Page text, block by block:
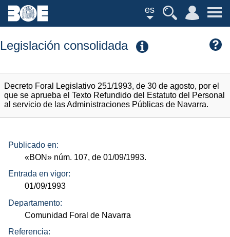
es
Legislación consolidada
Decreto Foral Legislativo 251/1993, de 30 de agosto, por el
que se aprueba el Texto Refundido del Estatuto del Personal
al servicio de las Administraciones Públicas de Navarra.
Publicado en:
«BON» núm. 107, de 01/09/1993.
Entrada en vigor:
01/09/1993
Departamento:
Comunidad Foral de Navarra
Referencia: